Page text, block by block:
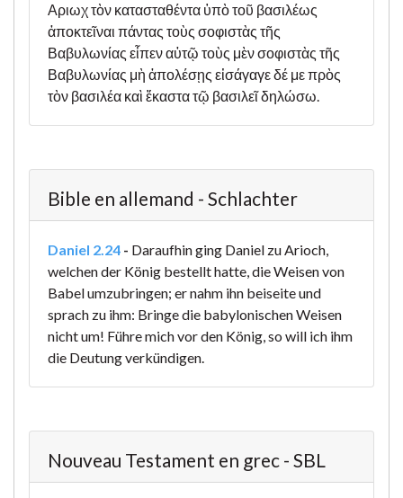
Αριωχ τὸν κατασταθέντα ὑπὸ τοῦ βασιλέως
ἀποκτεῖναι πάντας τοὺς σοφιστὰς τῆς
Βαβυλωνίας εἶπεν αὐτῷ τοὺς μὲν σοφιστὰς τῆς
Βαβυλωνίας μὴ ἀπολέσῃς εἰσάγαγε δέ με πρὸς
τὸν βασιλέα καὶ ἕκαστα τῷ βασιλεῖ δηλώσω.
Bible en allemand - Schlachter
Daniel 2.24 - Daraufhin ging Daniel zu Arioch,
welchen der König bestellt hatte, die Weisen von
Babel umzubringen; er nahm ihn beiseite und
sprach zu ihm: Bringe die babylonischen Weisen
nicht um! Führe mich vor den König, so will ich ihm
die Deutung verkündigen.
Nouveau Testament en grec - SBL